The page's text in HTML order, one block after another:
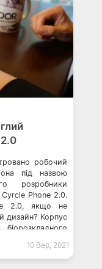
робочий
під назвою
розробники
Cyrcle Phone 2.0.
2.0, якщо не
дизайн? Корпус
Кнопки
Схоже, що
10 Вер, 2021